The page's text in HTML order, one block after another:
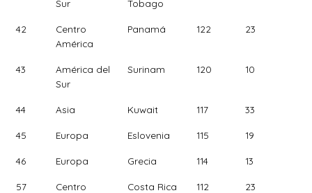
Sur
Tobago
42
Centro
América
Panamá 122 23
43
América del
Sur
Surinam 120 10
44 Asia Kuwait 117 33
45 Europa Eslovenia 115 19
46 Europa Grecia 114 13
57
Centro
Costa Rica 112 23